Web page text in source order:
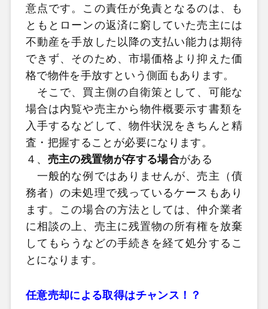
意点です。この責任が免責となるのは、も
ともとローンの返済に窮していた売主には
不動産を手放した以降の支払い能力は期待
できず、そのため、市場価格より抑えた価
格で物件を手放すという側面もあります。
そこで、買主側の自衛策として、可能な
場合は内覧や売主から物件概要示す書類を
入手するなどして、物件状況をきちんと精
査・把握することが必要になります。
４、 売主の残置物が存する場合がある
一般的な例ではありませんが、売主（債
務者）の未処理で残っているケースもあり
ます。この場合の方法としては、仲介業者
に相談の上、売主に残置物の所有権を放棄
してもらうなどの手続きを経て処分するこ
とになります。
任意売却による取得はチャンス！？